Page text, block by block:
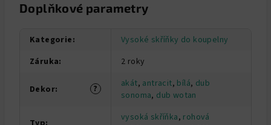
Doplňkové parametry
Kategorie:
Vysoké skříňky do koupelny
Záruka: 2 roky
?
Dekor: akát, antracit, bílá, dub
sonoma, dub wotan
vysoká skříňka, rohová